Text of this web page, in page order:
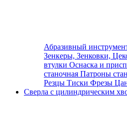
Абразивный
Зенкеры, Зенковки,
втулки Оснаска и
станочная Патроны
Резцы Тиски Фрезы
Сверла с цилиндрическим